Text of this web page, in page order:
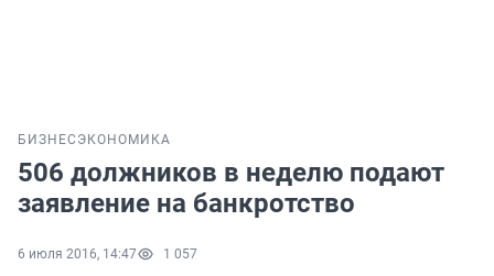
БИЗНЕС ЭКОНОМИКА
506 должников в неделю подают
заявление на банкротство
6 июля 2016, 14:47 1 057